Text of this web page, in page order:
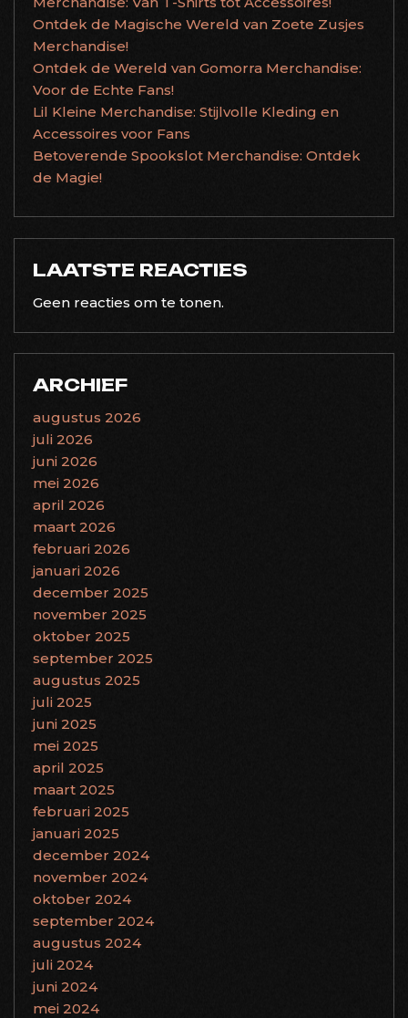
Ontdek de Magische Wereld van Zoete Zusjes
Merchandise!
Ontdek de Wereld van Gomorra Merchandise:
Voor de Echte Fans!
Lil Kleine Merchandise: Stijlvolle Kleding en
Accessoires voor Fans
Betoverende Spookslot Merchandise: Ontdek
de Magie!
LAATSTE REACTIES
Geen reacties om te tonen.
ARCHIEF
augustus 2026
juli 2026
juni 2026
mei 2026
april 2026
maart 2026
februari 2026
januari 2026
december 2025
november 2025
oktober 2025
september 2025
augustus 2025
juli 2025
juni 2025
mei 2025
april 2025
maart 2025
februari 2025
januari 2025
december 2024
november 2024
oktober 2024
september 2024
augustus 2024
juli 2024
juni 2024
mei 2024